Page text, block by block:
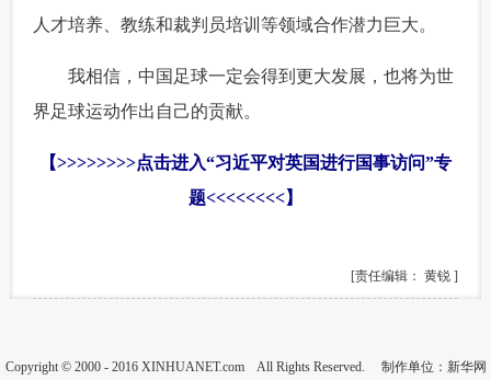
人才培养、教练和裁判员培训等领域合作潜力巨大。
我相信，中国足球一定会得到更大发展，也将为世
界足球运动作出自己的贡献。
【>>>>>>>>点击进入“习近平对英国进行国事访问”专
题<<<<<<<<】
[责任编辑： 黄锐 ]
Copyright © 2000 - 2016 XINHUANET.com All Rights Reserved. 制作单位：新华网